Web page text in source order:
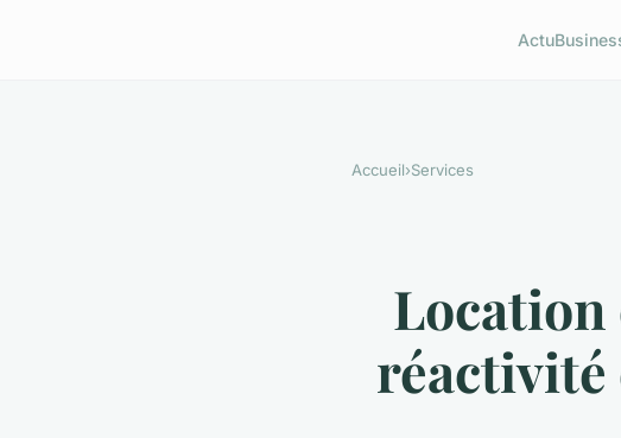
Actu
Accueil›Services
réactivité